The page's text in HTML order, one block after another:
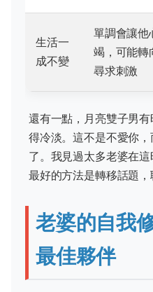
生活一
成不變
單調會讓他
竭，可能轉
尋求刺激
還有一點，月亮雙子男
得冷淡。這不是不愛你
了。我見過太多老婆在這
最好的方法是轉移話題，
老婆的自我
最佳夥伴